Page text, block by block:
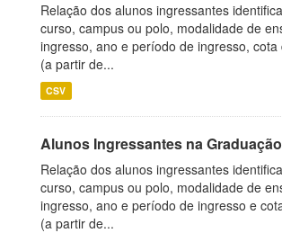
Relação dos alunos ingressantes
curso, campus ou polo, modalidade de
ingresso, ano e período de ingresso, cota
(a partir de...
CSV
Alunos Ingressantes na Graduação
Relação dos alunos ingressantes
curso, campus ou polo, modalidade de
ingresso, ano e período de ingresso e
(a partir de...